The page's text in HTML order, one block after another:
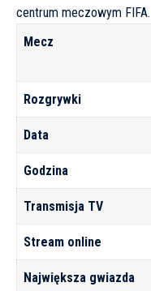
centrum meczowym FIFA.
Mecz
Rozgrywki
Data
Godzina
Transmisja TV
Stream online
Największa gwiazda